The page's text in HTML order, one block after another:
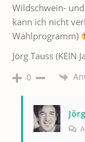
Wildschwein-
kann ich nicht
Wahlprogramm)
Jörg Tauss (KEIN
0